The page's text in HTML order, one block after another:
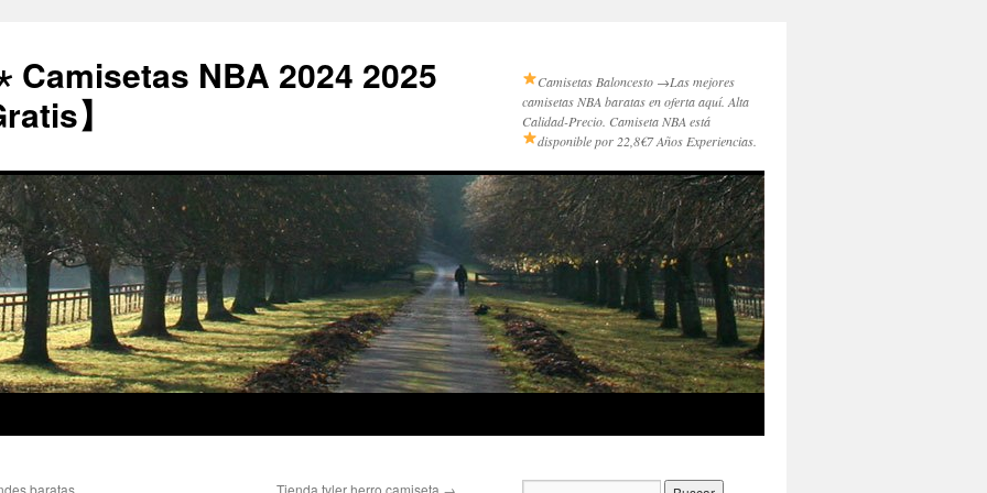
Camisetas NBA 2024 2025
】
Camisetas Baloncesto →Las mejores
camisetas NBA baratas en oferta aquí. Alta
Calidad-Precio. Camiseta NBA está
disponible por 22,8€7 Años Experiencias.
baratas Tienda tyler herro camiseta →